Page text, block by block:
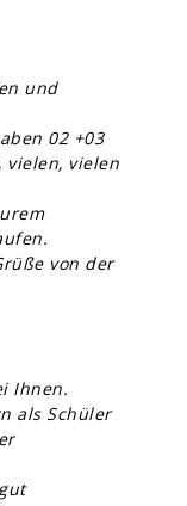
und
02 +03
vielen, vielen
von der
Ihnen.
als Schüler